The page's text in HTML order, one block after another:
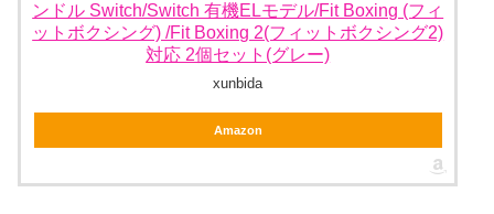
ンドル Switch/Switch 有機ELモデル/Fit Boxing (フィ
ットボクシング) /Fit Boxing 2(フィットボクシング2)
対応 2個セット(グレー)
xunbida
Amazon